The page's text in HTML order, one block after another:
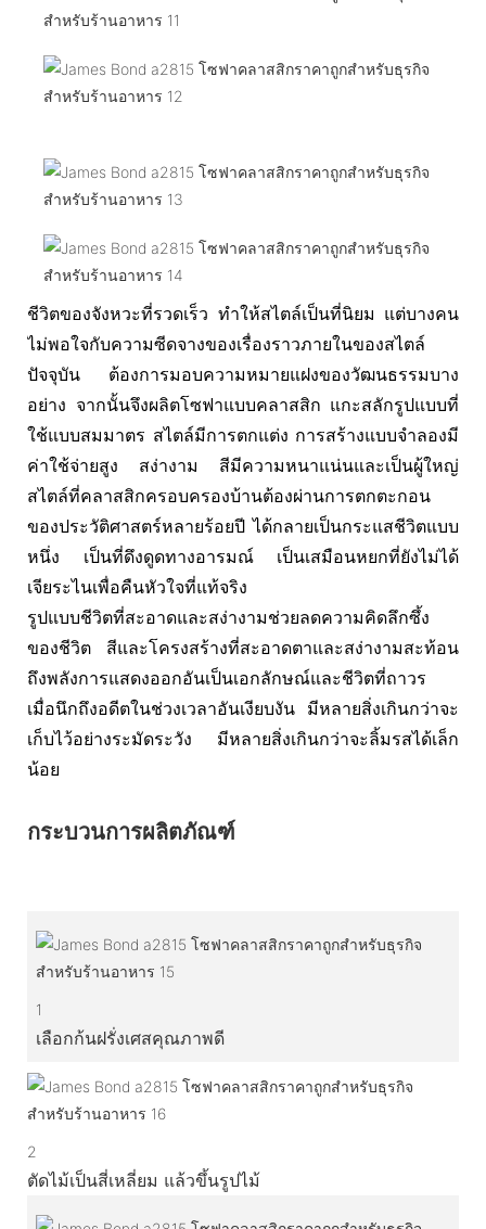
ชีวิตของจังหวะที่รวดเร็ว ทำให้สไตล์เป็นที่นิยม แต่บางคน
ไม่พอใจกับความซีดจางของเรื่องราวภายในของสไตล์
ปัจจุบัน ต้องการมอบความหมายแฝงของวัฒนธรรมบาง
อย่าง จากนั้นจึงผลิตโซฟาแบบคลาสสิก แกะสลักรูปแบบที่
ใช้แบบสมมาตร สไตล์มีการตกแต่ง การสร้างแบบจำลองมี
ค่าใช้จ่ายสูง สง่างาม สีมีความหนาแน่นและเป็นผู้ใหญ่
สไตล์ที่คลาสสิกครอบครองบ้านต้องผ่านการตกตะกอน
ของประวัติศาสตร์หลายร้อยปี ได้กลายเป็นกระแสชีวิตแบบ
หนึ่ง เป็นที่ดึงดูดทางอารมณ์ เป็นเสมือนหยกที่ยังไม่ได้
เจียระไนเพื่อคืนหัวใจที่แท้จริง
รูปแบบชีวิตที่สะอาดและสง่างามช่วยลดความคิดลึกซึ้ง
ของชีวิต สีและโครงสร้างที่สะอาดตาและสง่างามสะท้อน
ถึงพลังการแสดงออกอันเป็นเอกลักษณ์และชีวิตที่ถาวร
เมื่อนึกถึงอดีตในช่วงเวลาอันเงียบงัน มีหลายสิ่งเกินกว่าจะ
เก็บไว้อย่างระมัดระวัง มีหลายสิ่งเกินกว่าจะลิ้มรสได้เล็ก
น้อย
กระบวนการผลิตภัณฑ์
1
เลือกก้นฝรั่งเศสคุณภาพดี
2
ตัดไม้เป็นสี่เหลี่ยม แล้วขึ้นรูปไม้